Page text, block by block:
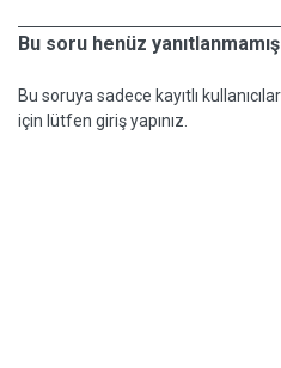
Bu soru henüz
Bu soruya sadece kayıtlı
için lütfen giriş yapınız.